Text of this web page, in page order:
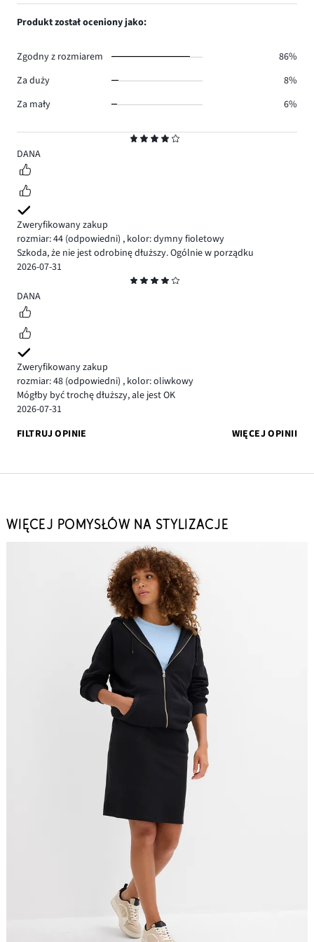
4
DANA
Zweryfikowany zakup
rozmiar: 44 (odpowiedni) , kolor: dymny fioletowy
Szkoda, że nie jest odrobinę dłuższy. Ogólnie w porządku
2026-07-31
4
DANA
Zweryfikowany zakup
rozmiar: 48 (odpowiedni) , kolor: oliwkowy
Mógłby być trochę dłuższy, ale jest OK
2026-07-31
FILTRUJ OPINIE
WIĘCEJ OPINII
Produkt został oceniony jako:
Zgodny z rozmiarem
86%
Za duży
8%
Za mały
6%
WIĘCEJ POMYSŁÓW NA STYLIZACJE